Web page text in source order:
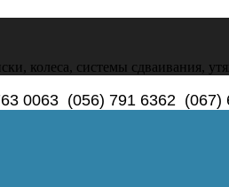
колеса, системы сдваивания,
0063 (056) 791 6362